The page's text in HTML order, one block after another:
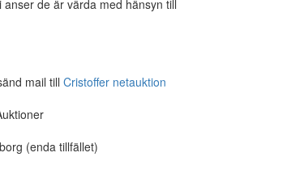
de är värda med hänsyn till
mail till Cristoffer netauktion
(enda tillfället)